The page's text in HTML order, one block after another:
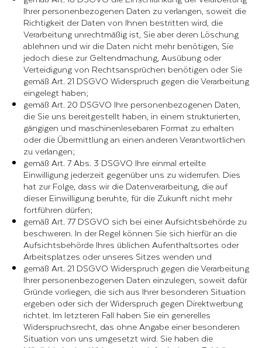
Ihrer personenbezogenen Daten zu verlangen, soweit die
Richtigkeit der Daten von Ihnen bestritten wird, die
Verarbeitung unrechtmäßig ist, Sie aber deren Löschung
ablehnen und wir die Daten nicht mehr benötigen, Sie
jedoch diese zur Geltendmachung, Ausübung oder
Verteidigung von Rechtsansprüchen benötigen oder Sie
gemäß Art. 21 DSGVO Widerspruch gegen die Verarbeitung
eingelegt haben;
gemäß Art. 20 DSGVO Ihre personenbezogenen Daten,
die Sie uns bereitgestellt haben, in einem strukturierten,
gängigen und maschinenlesebaren Format zu erhalten
oder die Übermittlung an einen anderen Verantwortlichen
zu verlangen;
gemäß Art. 7 Abs. 3 DSGVO Ihre einmal erteilte
Einwilligung jederzeit gegenüber uns zu widerrufen. Dies
hat zur Folge, dass wir die Datenverarbeitung, die auf
dieser Einwilligung beruhte, für die Zukunft nicht mehr
fortführen dürfen;
gemäß Art. 77 DSGVO sich bei einer Aufsichtsbehörde zu
beschweren. In der Regel können Sie sich hierfür an die
Aufsichtsbehörde Ihres üblichen Aufenthaltsortes oder
Arbeitsplatzes oder unseres Sitzes wenden und
gemäß Art. 21 DSGVO Widerspruch gegen die Verarbeitung
Ihrer personenbezogenen Daten einzulegen, soweit dafür
Gründe vorliegen, die sich aus Ihrer besonderen Situation
ergeben oder sich der Widerspruch gegen Direktwerbung
richtet. Im letzteren Fall haben Sie ein generelles
Widerspruchsrecht, das ohne Angabe einer besonderen
Situation von uns umgesetzt wird. Sie haben die